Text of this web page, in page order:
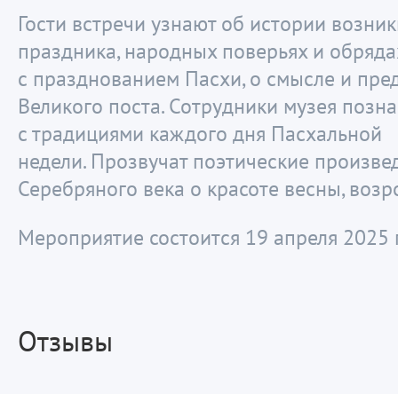
Гости встречи узнают об истории
праздника, народных поверьях и
с празднованием Пасхи, о смысле и
Великого поста. Сотрудники музея
с традициями каждого дня Пасхальной
недели. Прозвучат поэтические
Серебряного века о красоте весны,
Мероприятие состоится 19 апреля 2025
Отзывы